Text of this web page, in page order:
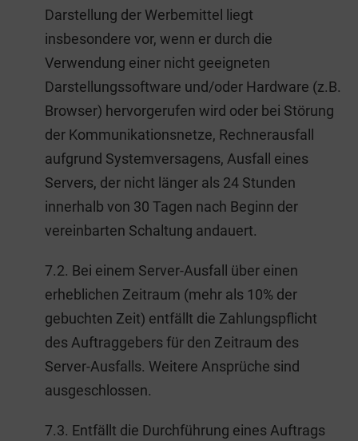
Darstellung der Werbemittel liegt
insbesondere vor, wenn er durch die
Verwendung einer nicht geeigneten
Darstellungssoftware und/oder Hardware (z.B.
Browser) hervorgerufen wird oder bei Störung
der Kommunikationsnetze, Rechnerausfall
aufgrund Systemversagens, Ausfall eines
Servers, der nicht länger als 24 Stunden
innerhalb von 30 Tagen nach Beginn der
vereinbarten Schaltung andauert.
7.2. Bei einem Server-Ausfall über einen
erheblichen Zeitraum (mehr als 10% der
gebuchten Zeit) entfällt die Zahlungspflicht
des Auftraggebers für den Zeitraum des
Server-Ausfalls. Weitere Ansprüche sind
ausgeschlossen.
7.3. Entfällt die Durchführung eines Auftrags